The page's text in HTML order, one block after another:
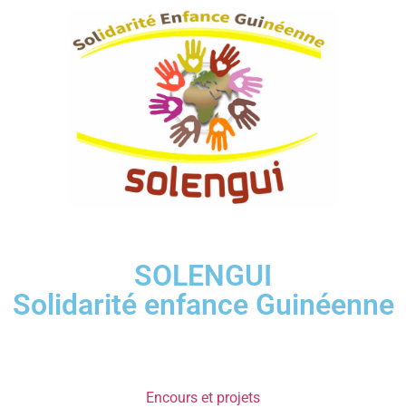
SOLENGUI
Solidarité enfance Guinéenne
Encours et projets